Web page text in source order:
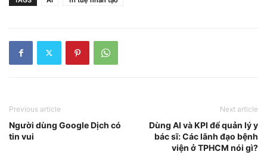
Previous article
Người dùng Google Dịch có
tin vui
Next article
Dùng AI và KPI để quản lý y
bác sĩ: Các lãnh đạo bệnh
viện ở TPHCM nói gì?